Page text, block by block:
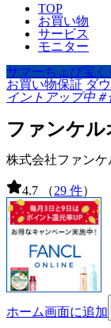
TOP
お買い物
サービス
モニター
サマーちょび宝く
お買い物保証 ダ
イントアップ中＃
ファンケ
株式会社ファンケ
4.7 （29 件）
ホーム画面に追加